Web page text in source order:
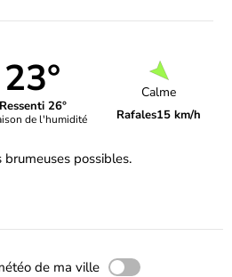
23°
Ressenti 26°
de l'humidité
Calme
Rafales15 km/h
brumeuses possibles.
de ma ville